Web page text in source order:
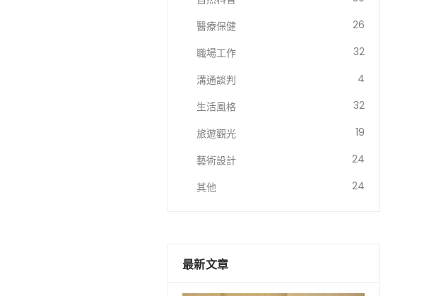
醫療保健
26
職場工作
32
溝通談判
4
生活風格
32
旅遊觀光
19
藝術設計
24
其他
24
最新文章